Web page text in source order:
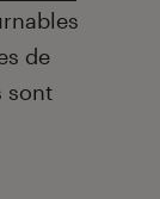
de
sont